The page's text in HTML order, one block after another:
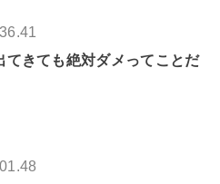
てきても絶対ダメってことだ